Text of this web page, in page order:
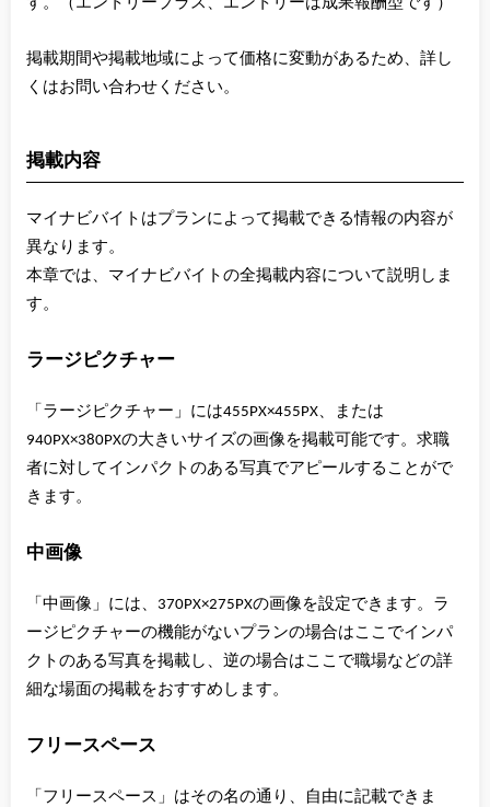
掲載期間や掲載地域によって価格に変動があるため、詳し
くはお問い合わせください。
掲載内容
マイナビバイトはプランによって掲載できる情報の内容が
異なります。
本章では、マイナビバイトの全掲載内容について説明しま
す。
ラージピクチャー
「ラージピクチャー」には455PX×455PX、または
940PX×380PXの大きいサイズの画像を掲載可能です。求職
者に対してインパクトのある写真でアピールすることがで
きます。
中画像
「中画像」には、370PX×275PXの画像を設定できます。ラ
ージピクチャーの機能がないプランの場合はここでインパ
クトのある写真を掲載し、逆の場合はここで職場などの詳
細な場面の掲載をおすすめします。
フリースペース
「フリースペース」はその名の通り、自由に記載できま